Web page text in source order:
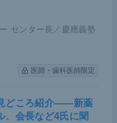
センター長／慶應義塾
医師・歯科医師限定
どころ紹介――新薬
、会長など4氏に聞